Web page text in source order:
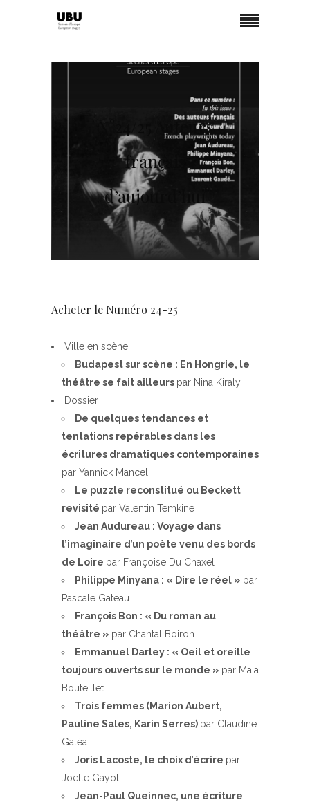
N°24/25 Auteurs
français
d’aujourd’hui
Acheter le Numéro 24-25
Ville en scène
Budapest sur scène : En Hongrie, le
théâtre se fait ailleurs par Nina Kiraly
Dossier
De quelques tendances et
tentations repérables dans les
écritures dramatiques contemporaines
par Yannick Mancel
Le puzzle reconstitué ou Beckett
revisité par Valentin Temkine
Jean Audureau : Voyage dans
l’imaginaire d’un poète venu des bords
de Loire par Françoise Du Chaxel
Philippe Minyana : « Dire le réel » par
Pascale Gateau
François Bon : « Du roman au
théâtre » par Chantal Boiron
Emmanuel Darley : « Oeil et oreille
toujours ouverts sur le monde » par Maïa
Bouteillet
Trois femmes (Marion Aubert,
Pauline Sales, Karin Serres) par Claudine
Galéa
Joris Lacoste, le choix d’écrire par
Joëlle Gayot
Jean-Paul Queinnec, une écriture